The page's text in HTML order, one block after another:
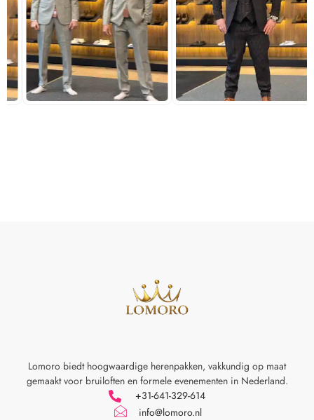
Lomoro biedt hoogwaardige herenpakken, vakkundig op maat
gemaakt voor bruiloften en formele evenementen in Nederland.
+31-641-329-614
info@lomoro.nl